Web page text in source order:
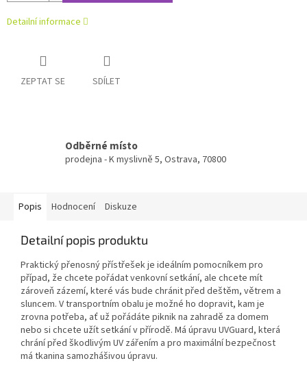
Detailní informace
ZEPTAT SE SDÍLET
Odběrné místo
prodejna - K myslivně 5, Ostrava, 70800
Popis Hodnocení Diskuze
Detailní popis produktu
Praktický přenosný přístřešek je ideálním pomocníkem pro
případ, že chcete pořádat venkovní setkání, ale chcete mít
zároveň zázemí, které vás bude chránit před deštěm, větrem a
sluncem. V transportním obalu je možné ho dopravit, kam je
zrovna potřeba, ať už pořádáte piknik na zahradě za domem
nebo si chcete užít setkání v přírodě. Má úpravu UVGuard, která
chrání před škodlivým UV zářením a pro maximální bezpečnost
má tkanina samozhášivou úpravu.